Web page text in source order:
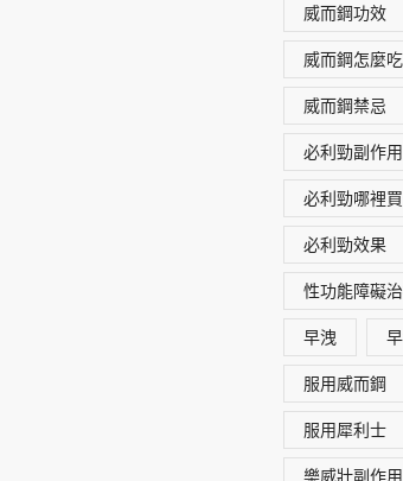
威而鋼功效
威而鋼怎麼吃
威而鋼禁忌
必利勁副作用
必利勁哪裡買
必利勁效果
性功能障礙
早洩
服用威而鋼
服用犀利士
樂威壯副作用